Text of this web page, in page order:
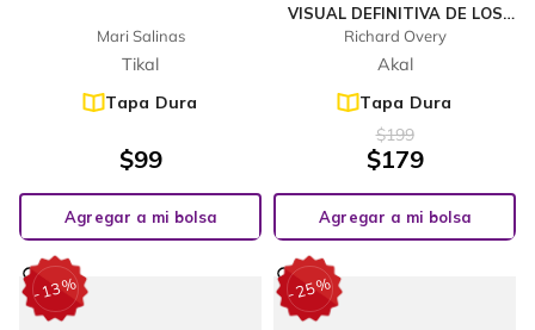
Mari Salinas
Tikal
Tapa Dura
$99
Agregar a mi bolsa
VISUAL DEFINITIVA DE LOS
HECHOS QUE HAN
CONFIGURADO EL MUNDO
Richard Overy
Akal
Tapa Dura
$199
$179
Agregar a mi bolsa
-13% -25%